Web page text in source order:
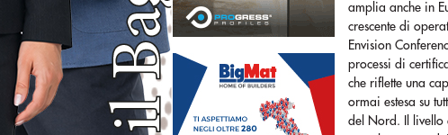
amplia anche in
crescente di
Envision
processi di
che riflette una
ormai estesa su
del Nord. Il livello